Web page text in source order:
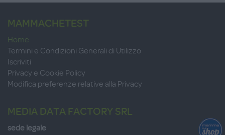
MAMMACHETEST
Home
Termini e Condizioni Generali di Utilizzo
Iscriviti
Privacy e Cookie Policy
Modifica preferenze relative alla Privacy
MEDIA DATA FACTORY SRL
sede legale